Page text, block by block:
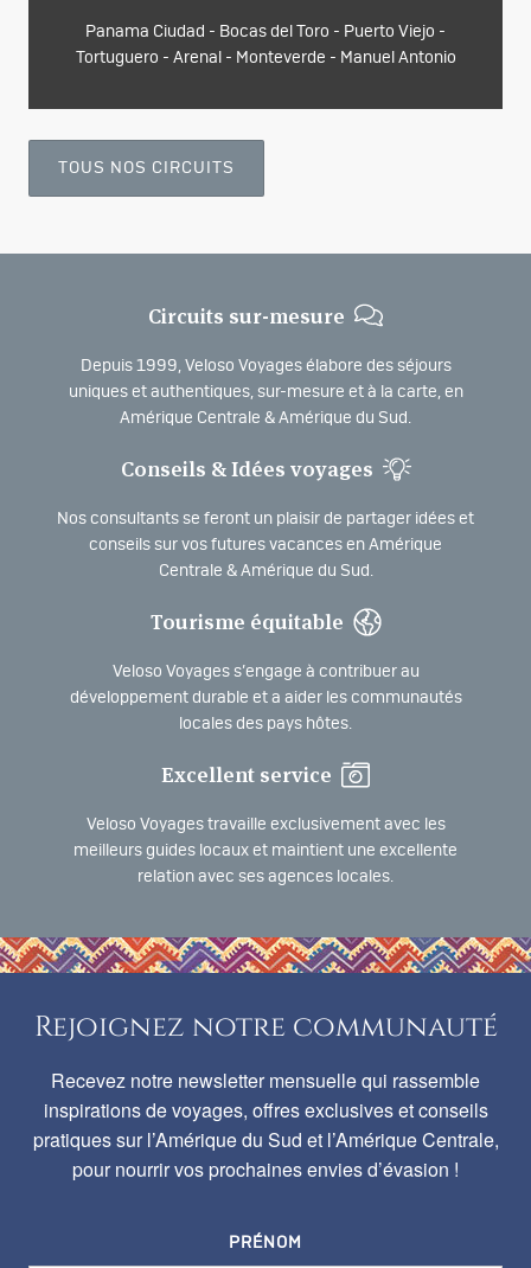
Panama Ciudad - Bocas del Toro - Puerto Viejo -
Tortuguero - Arenal - Monteverde - Manuel Antonio
TOUS NOS CIRCUITS
Circuits sur-mesure
Depuis 1999, Veloso Voyages élabore des séjours
uniques et authentiques, sur-mesure et à la carte, en
Amérique Centrale & Amérique du Sud.
Conseils & Idées voyages
Nos consultants se feront un plaisir de partager idées et
conseils sur vos futures vacances en Amérique
Centrale & Amérique du Sud.
Tourisme équitable
Veloso Voyages s’engage à contribuer au
développement durable et a aider les communautés
locales des pays hôtes.
Excellent service
Veloso Voyages travaille exclusivement avec les
meilleurs guides locaux et maintient une excellente
relation avec ses agences locales.
Rejoignez notre communauté
Recevez notre newsletter mensuelle qui rassemble
inspirations de voyages, offres exclusives et conseils
pratiques sur l’Amérique du Sud et l’Amérique Centrale,
pour nourrir vos prochaines envies d’évasion !
PRÉNOM